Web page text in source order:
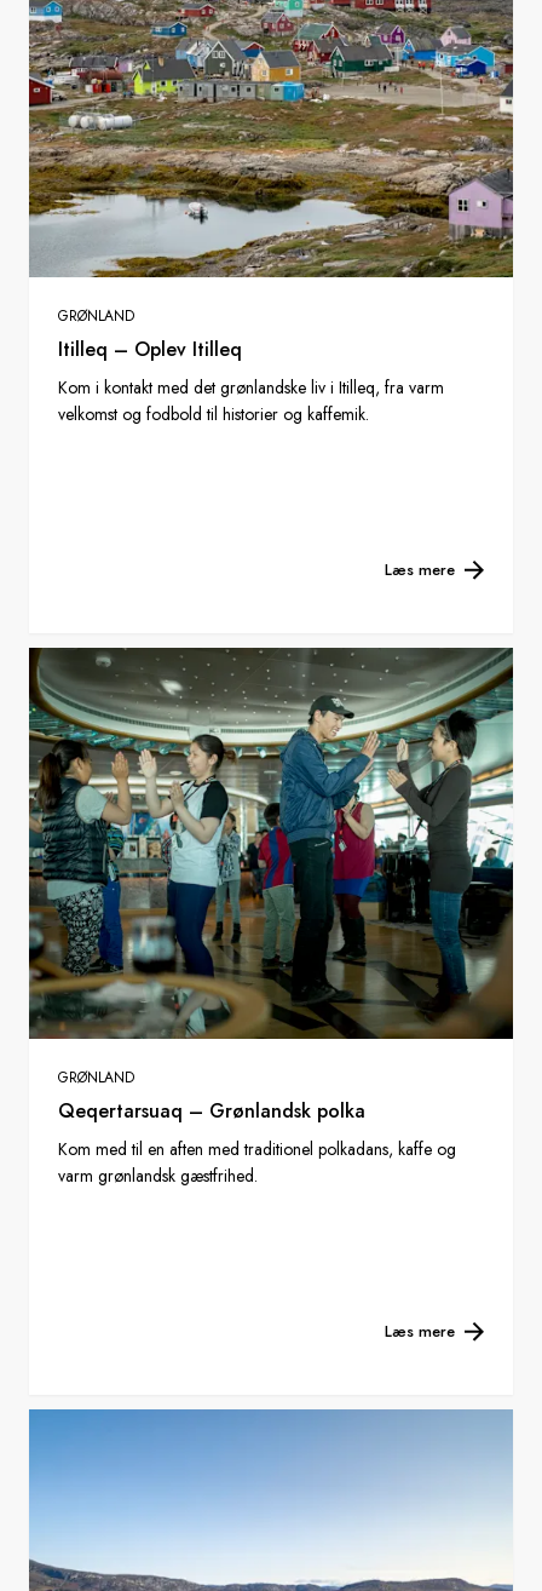
GRØNLAND
Itilleq – Oplev Itilleq
Kom i kontakt med det grønlandske liv i Itilleq, fra varm
velkomst og fodbold til historier og kaffemik.
Læs mere
GRØNLAND
Qeqertarsuaq – Grønlandsk polka
Kom med til en aften med traditionel polkadans, kaffe og
varm grønlandsk gæstfrihed.
Læs mere